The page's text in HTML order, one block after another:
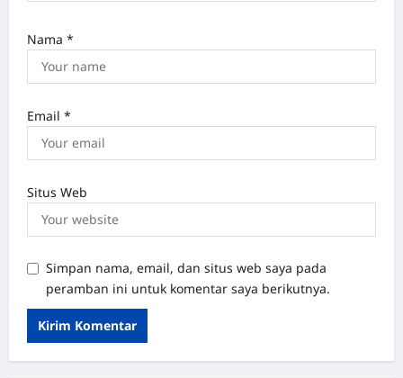
Nama *
Email *
Situs Web
Simpan nama, email, dan situs web saya pada
peramban ini untuk komentar saya berikutnya.